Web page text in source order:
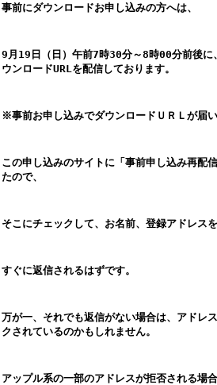
事前にダウンロードお申し込みの方へは、
9月19日（日）午前7時30分～8時00分前後に
ウンロードURLを配信しております。
※事前お申し込みでダウンロードＵＲＬが届い
この申し込みのサイトに「事前申し込み再配
たので、
そこにチェックして、お名前、登録アドレス
すぐに返信されるはずです。
万が一、それでも返信がない場合は、アドレ
クされているのかもしれません。
アップル系の一部のアドレスが拒否される場